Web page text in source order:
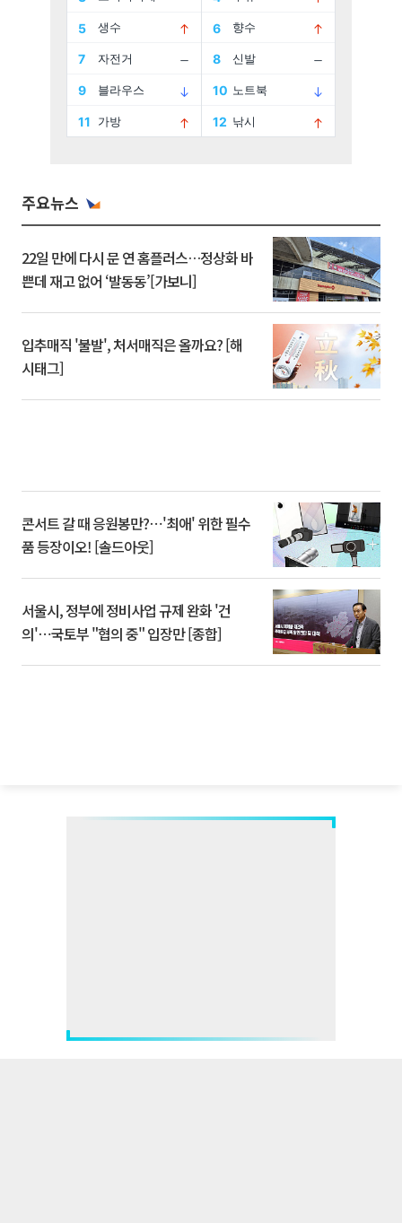
주요뉴스
22일 만에 다시 문 연 홈플러스…정상화 바
쁜데 재고 없어 ‘발동동’[가보니]
입추매직 '불발', 처서매직은 올까요? [해
시태그]
콘서트 갈 때 응원봉만?⋯'최애' 위한 필수
품 등장이오! [솔드아웃]
서울시, 정부에 정비사업 규제 완화 '건
의'⋯국토부 "협의 중" 입장만 [종합]